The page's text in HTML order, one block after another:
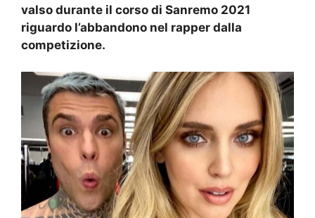
valso durante il corso di Sanremo 2021
riguardo l’abbandono nel rapper dalla
competizione.